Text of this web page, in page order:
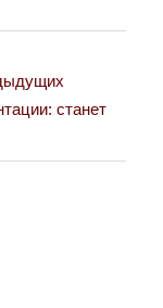
станет